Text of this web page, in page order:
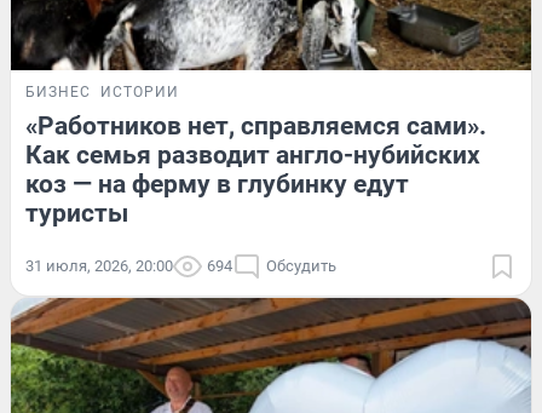
БИЗНЕС ИСТОРИИ
«Работников нет, справляемся сами».
Как семья разводит англо-нубийских
коз — на ферму в глубинку едут
туристы
31 июля, 2026, 20:00 694 Обсудить